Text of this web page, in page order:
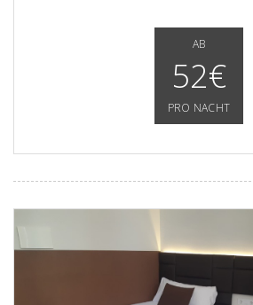
AB
52€
PRO NACHT